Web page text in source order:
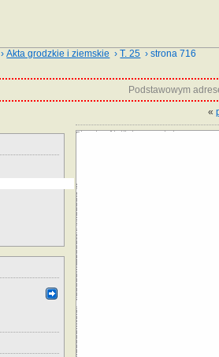
›Akta grodzkie i ziemskie ›T. 25 › strona 716
Podstawowym
«